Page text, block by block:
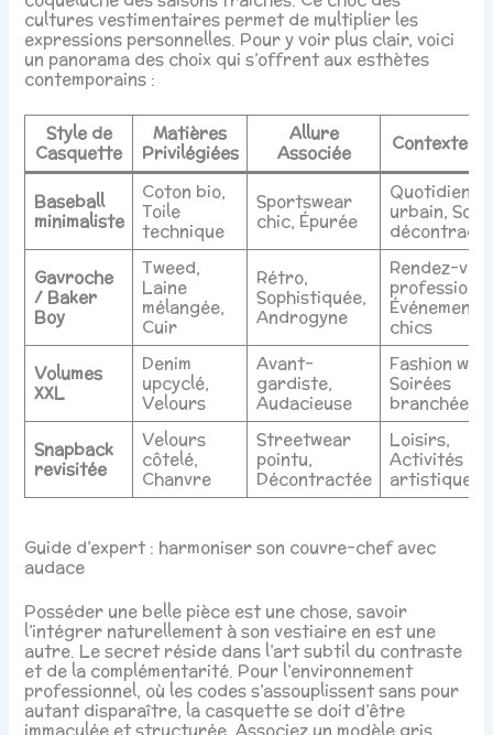
cultures vestimentaires permet de multiplier les
expressions personnelles. Pour y voir plus clair, voici
un panorama des choix qui s’offrent aux esthètes
contemporains :
Style de
Casquette
Matières
Privilégiées
Allure
Associée
Contexte
Baseball
minimaliste
Coton bio,
Toile
technique
Sportswear
chic, Épurée
Quotidien
urbain,
Gavroche
/ Baker
Boy
Tweed,
Laine
mélangée,
Cuir
Rétro,
Sophistiquée,
Androgyne
Rendez-
Événements
chics
Volumes
XXL
Denim
upcyclé,
Velours
Avant-
gardiste,
Audacieuse
Fashion
Soirées
branchées
Snapback
revisitée
Velours
côtelé,
Chanvre
Streetwear
pointu,
Décontractée
Loisirs,
Activités
artistiques
Guide d’expert : harmoniser son couvre-chef avec
audace
Posséder une belle pièce est une chose, savoir
l’intégrer naturellement à son vestiaire en est une
autre. Le secret réside dans l’art subtil du contraste
et de la complémentarité. Pour l’environnement
professionnel, où les codes s’assouplissent sans pour
autant disparaître, la casquette se doit d’être
immaculée et structurée. Associez un modèle gris